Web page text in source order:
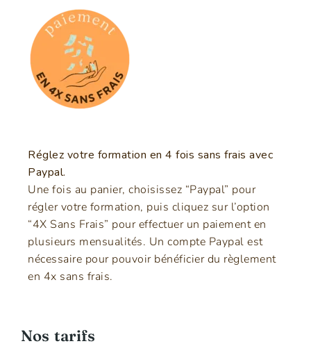
Réglez votre formation en 4 fois sans frais avec
Paypal.
Une fois au panier, choisissez “Paypal” pour
régler votre formation, puis cliquez sur l’option
“4X Sans Frais” pour effectuer un paiement en
plusieurs mensualités. Un compte Paypal est
nécessaire pour pouvoir bénéficier du règlement
en 4x sans frais.
Nos tarifs